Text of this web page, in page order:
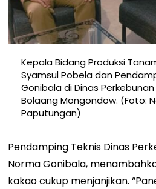
Kepala Bidang Produksi
Syamsul Pobela dan
Gonibala di Dinas
Bolaang Mongondow. (Foto:
Paputungan)
Pendamping Teknis Dinas
Norma Gonibala,
kakao cukup menjanjikan.